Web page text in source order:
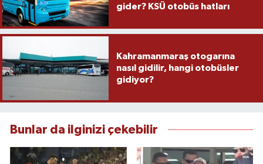
gider? KSÜ otobüs hatları
Kahramanmaraş otogarına
nasıl gidilir, hangi otobüsler
gidiyor?
Bunlar da ilginizi çekebilir